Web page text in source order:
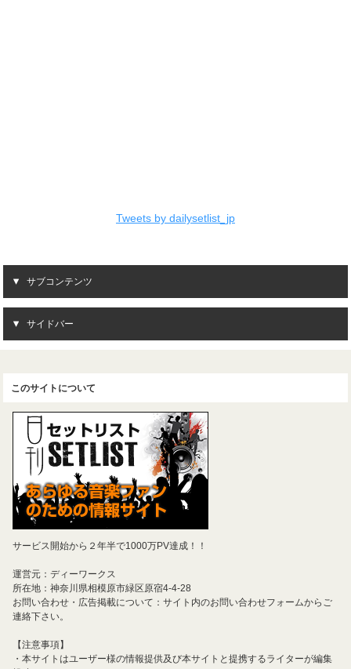
Tweets by dailysetlist_jp
サブコンテンツ
サイドバー
このサイトについて
サービス開始から２年半で1000万PV達成！！
運営元：ディーワークス
所在地：神奈川県相模原市緑区原宿4-4-28
お問い合わせ・広告掲載について：サイト内のお問い合わせフォームからご
連絡下さい。
【注意事項】
・本サイトはユーザー様の情報提供及び本サイトと提携するライターが編集